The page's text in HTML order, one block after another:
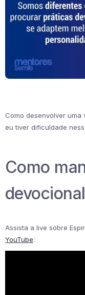
Como desenvolver uma
eu tiver dificuldade
Como
Assista a live sobre
YouTube: